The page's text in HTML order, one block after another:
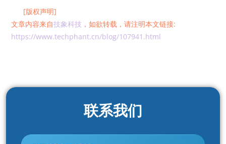
[版权声明]
文章内容来自技象科技 ，如欲转载，请注明本文链接:
https://www.techphant.cn/blog/107941.html
联系我们